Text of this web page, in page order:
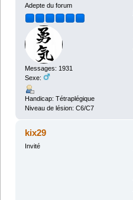
Adepte du forum
Messages: 1931
Sexe:
Handicap: Tétraplégique
Niveau de lésion: C6/C7
kix29
Invité